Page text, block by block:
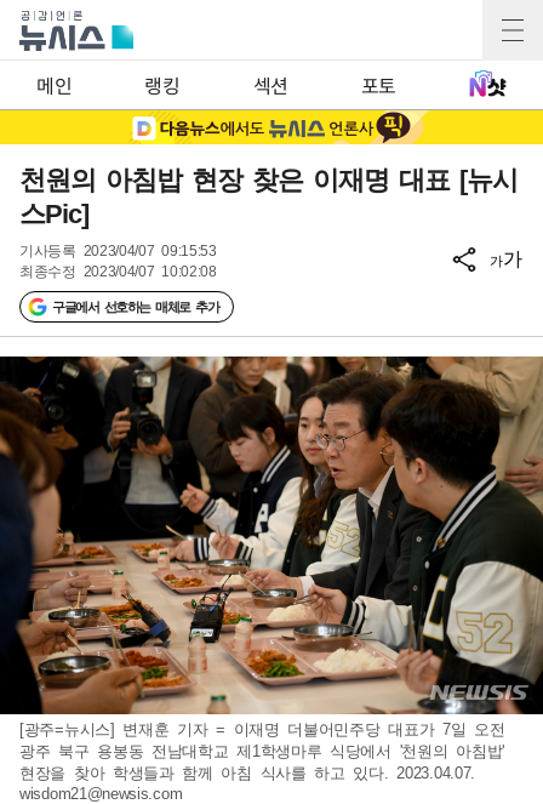
메인 랭킹 섹션 포토
천원의 아침밥 현장 찾은 이재명 대표 [뉴시
스Pic]
기사등록 2023/04/07 09:15:53
최종수정 2023/04/07 10:02:08
구글에서 선호하는 매체로 추가
가가
[광주=뉴시스] 변재훈 기자 = 이재명 더불어민주당 대표가 7일 오전
광주 북구 용봉동 전남대학교 제1학생마루 식당에서 '천원의 아침밥'
현장을 찾아 학생들과 함께 아침 식사를 하고 있다. 2023.04.07.
wisdom21@newsis.com